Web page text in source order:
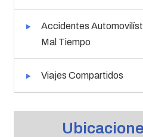
Accidentes
Mal Tiempo
Viajes Compartidos